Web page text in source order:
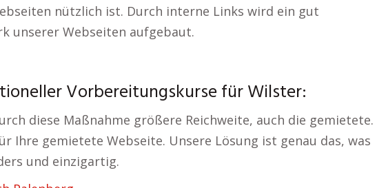
nützlich ist. Durch interne Links wird ein gut
unserer Webseiten aufgebaut.
Vorbereitungskurse für Wilster:
diese Maßnahme größere Reichweite, auch die gemietete.
Ihre gemietete Webseite. Unsere Lösung ist genau das, was
und einzigartig.